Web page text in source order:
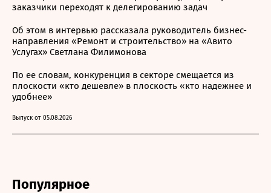
заказчики переходят к делегированию задач
Об этом в интервью рассказала руководитель бизнес-
направления «Ремонт и строительство» на «Авито
Услугах» Светлана Филимонова
По ее словам, конкуренция в секторе смещается из
плоскости «кто дешевле» в плоскость «кто надежнее и
удобнее»
Выпуск от 05.08.2026
Популярное